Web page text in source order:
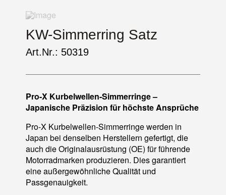
KW-Simmerring Satz
Art.Nr.: 50319
Pro-X Kurbelwellen-Simmerringe –
Japanische Präzision für höchste Ansprüche
Pro-X Kurbelwellen-Simmerringe werden in
Japan bei denselben Herstellern gefertigt, die
auch die Originalausrüstung (OE) für führende
Motorradmarken produzieren. Dies garantiert
eine außergewöhnliche Qualität und
Passgenauigkeit.